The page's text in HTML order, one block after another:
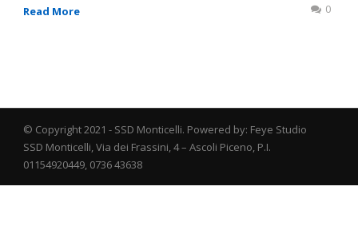
Read More 0
© Copyright 2021 - SSD Monticelli. Powered by: Feye Studio
SSD Monticelli, Via dei Frassini, 4 – Ascoli Piceno, P.I.
01154920449, 0736 43638